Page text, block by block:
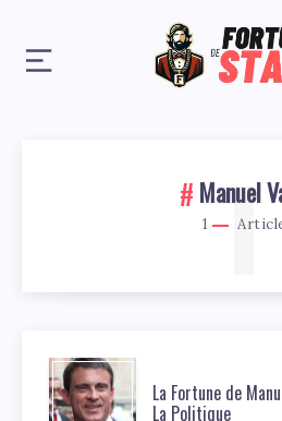
Manuel
1 1
La Fortune de
La Politique